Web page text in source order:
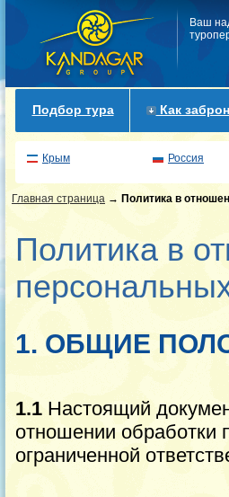
Ваш
Подбор тура Как
Крым Россия
Главная страница → Политика в
Политика в
1. ОБЩИЕ
1.1 Настоящий
отношении
ограниченной